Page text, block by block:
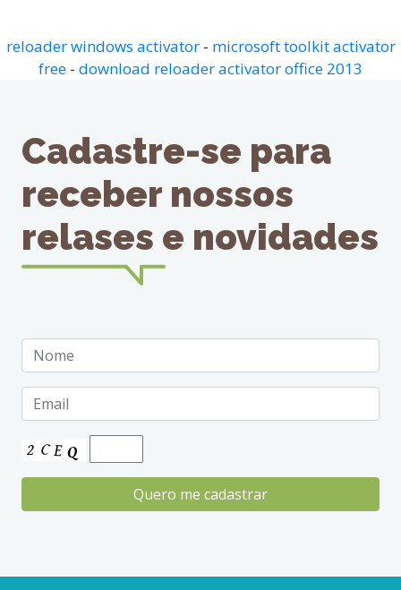
reloader windows activator- microsoft toolkit activator
free - download reloader activator office 2013
Cadastre-se para
receber nossos
relases e novidades